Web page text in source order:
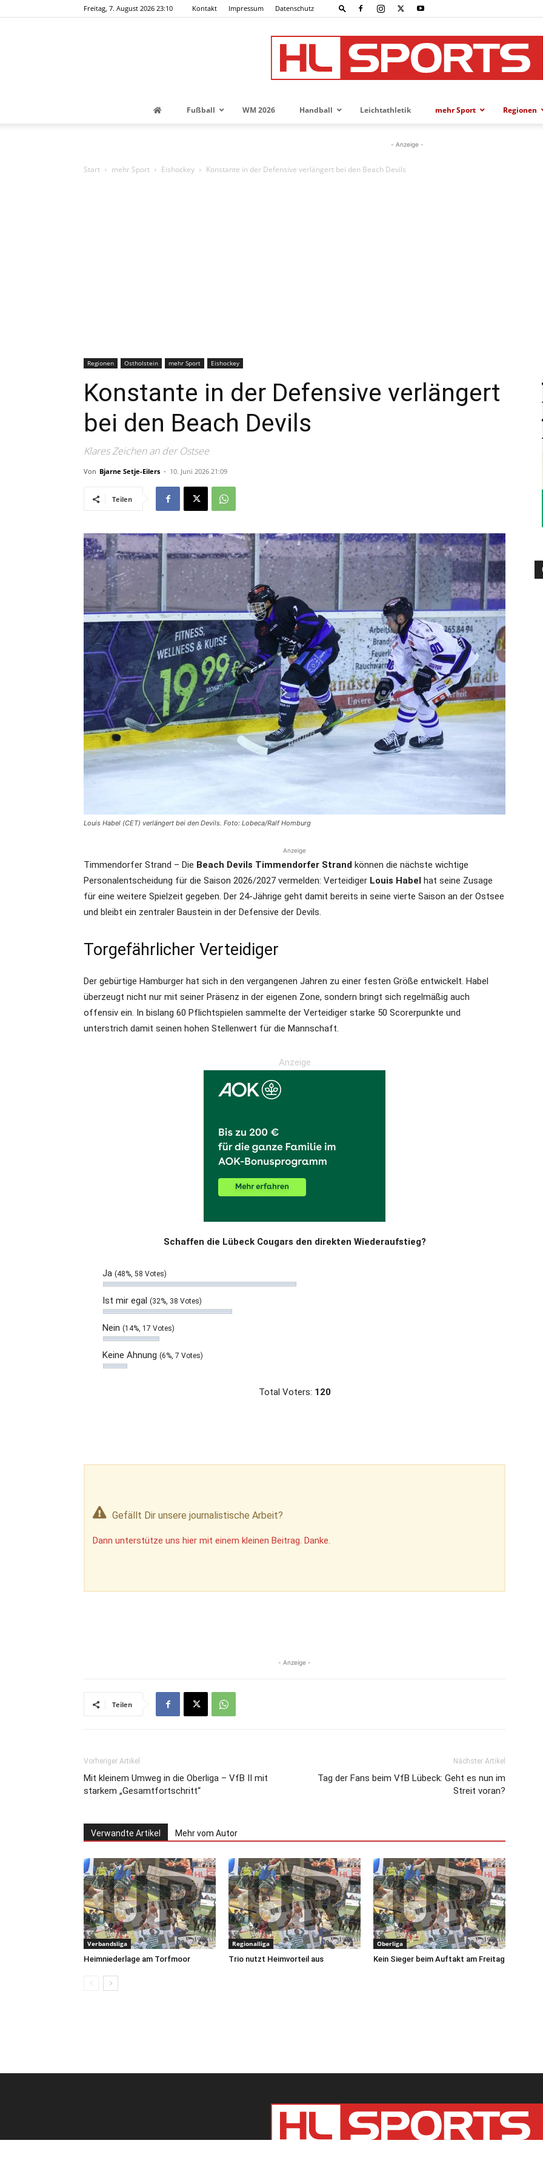
Freitag, 7. August 2026 23:10 Kontakt Impressum Datenschutz
die
Region
Lübeck
Fußball WM 2026 Handball Leichtathletik mehr Sport Regionen
- Anzeige -
Start mehr Sport Eishockey Konstante in der Defensive verlängert bei den Beach Devils
Regionen Ostholstein mehr Sport Eishockey
Konstante in der Defensive verlängert
bei den Beach Devils
Klares Zeichen an der Ostsee
Von Bjarne Setje-Eilers - 10. Juni 2026 21:09
Teilen
Louis Habel (CET) verlängert bei den Devils. Foto: Lobeca/Ralf Homburg
Anzeige
Timmendorfer Strand – Die Beach Devils Timmendorfer Strand können die nächste wichtige
Personalentscheidung für die Saison 2026/2027 vermelden: Verteidiger Louis Habel hat seine Zusage
für eine weitere Spielzeit gegeben. Der 24-Jährige geht damit bereits in seine vierte Saison an der Ostsee
und bleibt ein zentraler Baustein in der Defensive der Devils.
Torgefährlicher Verteidiger
Der gebürtige Hamburger hat sich in den vergangenen Jahren zu einer festen Größe entwickelt. Habel
überzeugt nicht nur mit seiner Präsenz in der eigenen Zone, sondern bringt sich regelmäßig auch
offensiv ein. In bislang 60 Pflichtspielen sammelte der Verteidiger starke 50 Scorerpunkte und
unterstrich damit seinen hohen Stellenwert für die Mannschaft.
Anzeige
Schaffen die Lübeck Cougars den direkten Wiederaufstieg?
Ja (48%, 58 Votes)
Ist mir egal (32%, 38 Votes)
Nein (14%, 17 Votes)
Keine Ahnung (6%, 7 Votes)
Total Voters: 120
Gefällt Dir unsere journalistische Arbeit?
Dann unterstütze uns hier mit einem kleinen Beitrag. Danke.
- Anzeige -
Teilen
Vorheriger Artikel
Mit kleinem Umweg in die Oberliga – VfB II mit
starkem „Gesamtfortschritt“
Nächster Artikel
Tag der Fans beim VfB Lübeck: Geht es nun im
Streit voran?
Verwandte Artikel Mehr vom Autor
Verbandsliga
Heimniederlage am Torfmoor
Regionalliga
Trio nutzt Heimvorteil aus
Oberliga
Kein Sieger beim Auftakt am Freitag